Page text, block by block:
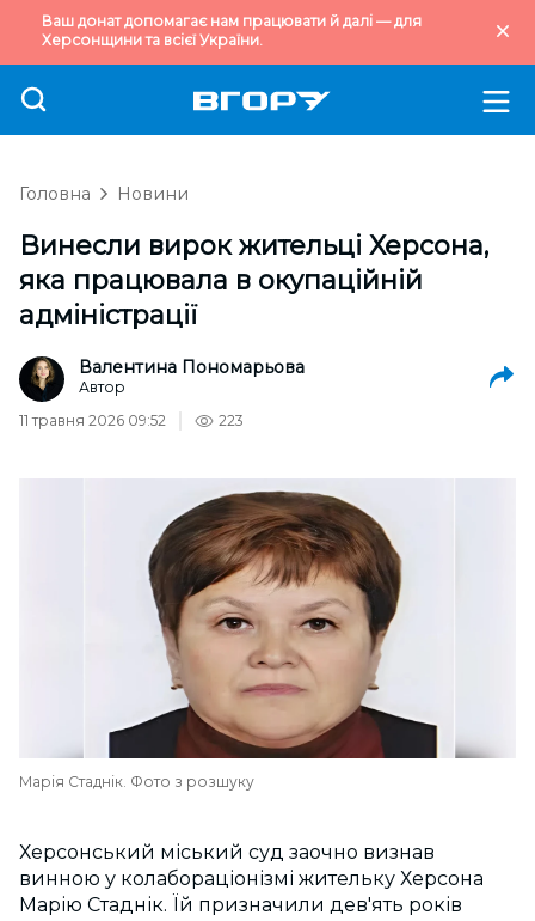
Ваш донат допомагає нам працювати й далі — для
Херсонщини та всієї України.
Головна Новини
Винесли вирок жительці Херсона,
яка працювала в окупаційній
адміністрації
Валентина Пономарьова
Автор
11 травня 2026 09:52
223
Марія Стаднік. Фото з розшуку
Херсонський міський суд заочно визнав
винною у колабораціонізмі жительку Херсона
Марію Стаднік. Їй призначили дев'ять років